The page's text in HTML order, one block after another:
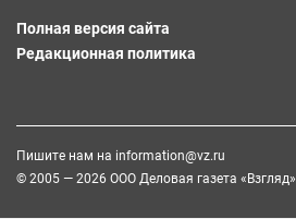
Полная версия сайта
Редакционная политика
Пишите нам на information@vz.ru
© 2005 — 2026 ООО Деловая газета «Взгляд»